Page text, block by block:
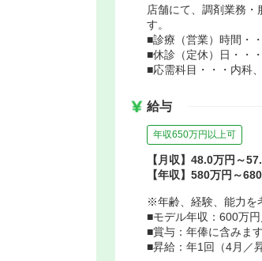
店舗にて、調剤業務
す。
■診療（営業）時間・
■休診（定休）日・・
■応需科目・・・内科
給与
年収650万円以上可
【月収】48.0万円～
【年収】580万円～
※年齢、経験、能力を
■モデル年収：600万
■賞与：年俸に含みます
■昇給：年1回（4月／